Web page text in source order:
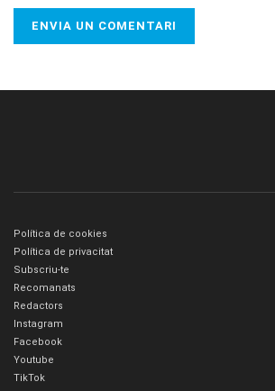
Política de cookies
Política de privacitat
Subscriu-te
Recomanats
Redactors
Instagram
Facebook
Youtube
TikTok